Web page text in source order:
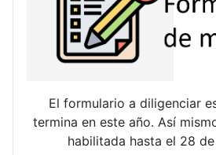
El formulario a diligenciar
termina en este año. Así
habilitada hasta el 28